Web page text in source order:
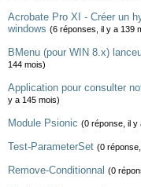
Acrobate Pro XI - Créer un
windows (6 réponses, il y a 139
BMenu (pour WIN 8.x)
144 mois)
Application pour consulter
y a 145 mois)
Module Psionic (0 réponse, il y
Test-ParameterSet (0
Remove-Conditionnal (0